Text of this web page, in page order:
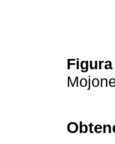
Figura